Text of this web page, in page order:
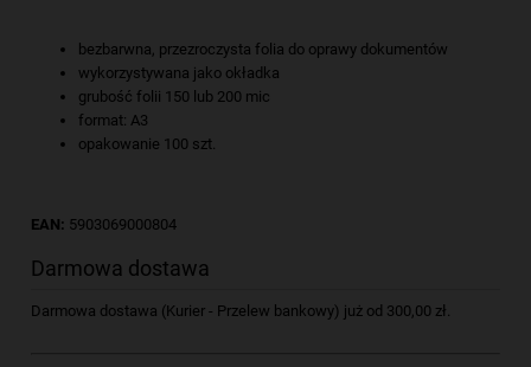
bezbarwna, przezroczysta folia do oprawy dokumentów
wykorzystywana jako okładka
grubość folii 150 lub 200 mic
format: A3
opakowanie 100 szt.
EAN: 5903069000804
Darmowa dostawa
Darmowa dostawa (Kurier - Przelew bankowy) już od 300,00 zł.